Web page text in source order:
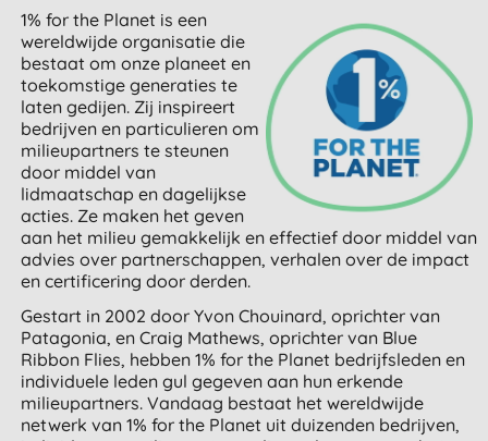
1% for the Planet is een
wereldwijde organisatie die
bestaat om onze planeet en
toekomstige generaties te
laten gedijen. Zij inspireert
bedrijven en particulieren om
milieupartners te steunen
door middel van
lidmaatschap en dagelijkse
acties. Ze maken het geven
aan het milieu gemakkelijk en effectief door middel van
advies over partnerschappen, verhalen over de impact
en certificering door derden.
Gestart in 2002 door Yvon Chouinard, oprichter van
Patagonia, en Craig Mathews, oprichter van Blue
Ribbon Flies, hebben 1% for the Planet bedrijfsleden en
individuele leden gul gegeven aan hun erkende
milieupartners. Vandaag bestaat het wereldwijde
netwerk van 1% for the Planet uit duizenden bedrijven,